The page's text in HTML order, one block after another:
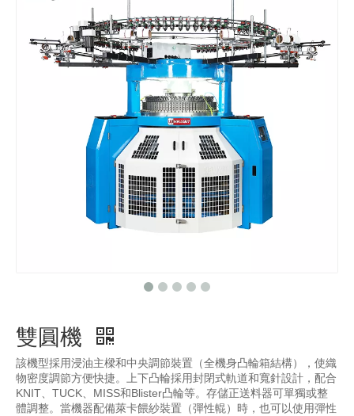
雙圓機
該機型採用浸油主樑和中央調節裝置（全機身凸輪箱結構），使織
物密度調節方便快捷。上下凸輪採用封閉式軌道和寬針設計，配合
KNIT、TUCK、MISS和Blister凸輪等。存儲正送料器可單獨或整
體調整。當機器配備萊卡餵紗裝置（彈性輥）時，也可以使用彈性